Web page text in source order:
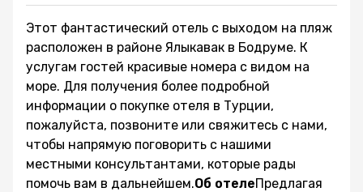
Этот фантастический отель с выходом на пляж
расположен в районе Ялыкавак в Бодруме. К
услугам гостей красивые номера с видом на
море. Для получения более подробной
информации о покупке отеля в Турции,
пожалуйста, позвоните или свяжитесь с нами,
чтобы напрямую поговорить с нашими
местными консультантами, которые рады
помочь вам в дальнейшем.Об отелеПредлагая